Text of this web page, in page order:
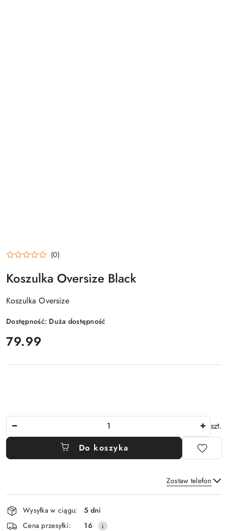
(0)
Koszulka Oversize Black
Koszulka Oversize
Dostępność: Duża dostępność
cena:
79.99
szt.
Do koszyka
Zostaw telefon
Wyślij
Dostępność
i
Wysyłka w ciągu:
5 dni
Cena przesyłki:
16